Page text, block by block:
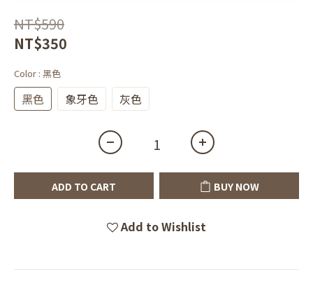
NT$590
NT$350
Color : 黑色
黑色 象牙色 灰色
ADD TO CART BUY NOW
Add to Wishlist